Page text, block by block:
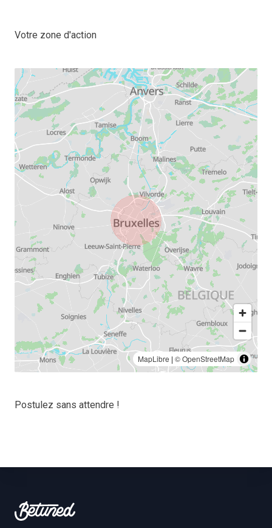
Votre zone d'action
MapLibre | © OpenStreetMap
Postulez sans attendre !
Betuned